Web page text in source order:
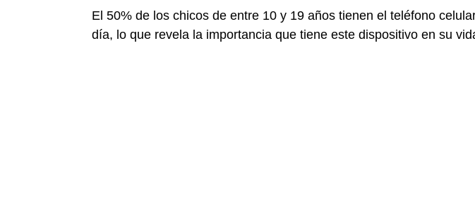
El 50% de los chicos de entre 10 y 19 años tienen el teléfono
día, lo que revela la importancia que tiene este dispositivo en su